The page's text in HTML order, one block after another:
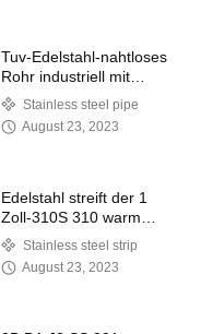
Tuv-Edelstahl-nahtloses
Rohr industriell mit
getemperter
Oberflächenbehandlung
Stainless steel pipe
August 23, 2023
Edelstahl streift der 1
Zoll-310S 310 warm
gewalzte Oberfläche 8K
der Stärke-3.0mm ab
Stainless steel strip
August 23, 2023